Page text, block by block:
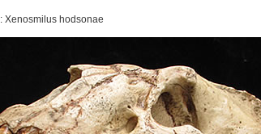
Xenosmilus hodsonae